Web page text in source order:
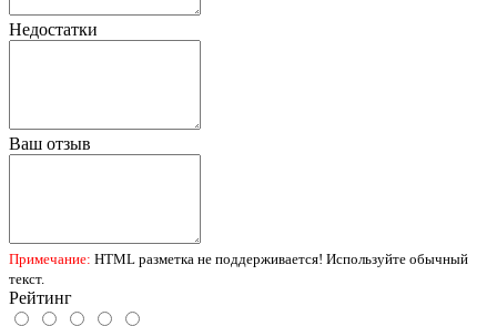
Недостатки
Ваш отзыв
Примечание: HTML разметка не поддерживается! Используйте обычный
текст.
Рейтинг